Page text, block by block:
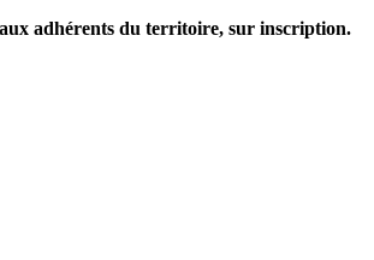
adhérents du territoire, sur inscription.